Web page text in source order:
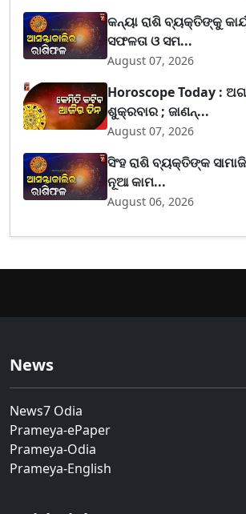
କନ୍ୟା ରାଶି ବ୍ୟକ୍ତିଙ୍କୁ
ସଫଳତା ଓ ସମ...
August 07, 2026
Horoscope Today :
ଶୁକ୍ରବାର ; ଜାଣନ୍...
August 07, 2026
ସିଂହ ରାଶି ବ୍ୟକ୍ତିଙ୍କ
ନୂଆ କାମ...
August 06, 2026
News
News7 Odia
Prameya-ePaper
Prameya-Odia
Prameya-English